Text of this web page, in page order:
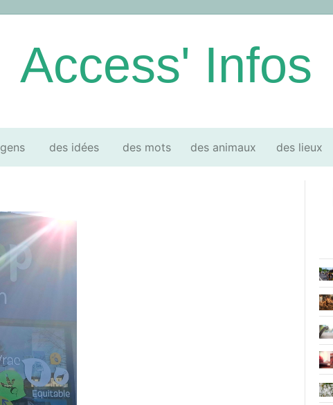
Access' Infos
des idées des mots des animaux des lieux